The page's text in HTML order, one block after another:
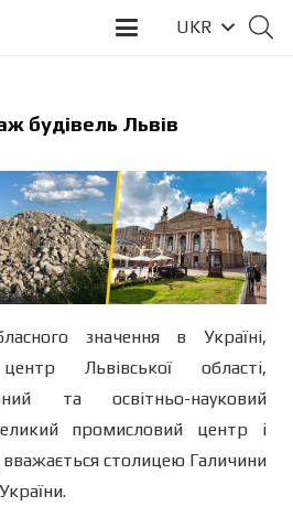
UKR
будівель Львів
значення в Україні,
Львівської області,
та освітньо-науковий
промисловий центр і
столицею Галичини